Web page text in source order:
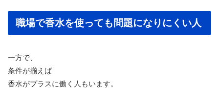
職場で香水を使っても問題になりにくい人
一方で、
条件が揃えば
香水がプラスに働く人もいます。